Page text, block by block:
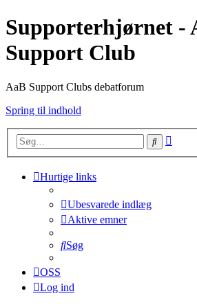
Supporterhjørnet -
Support Club
AaB Support Clubs debatforum
Spring til indhold
Søg
Hurtige links
Ubesvarede indlæg
Aktive emner
Søg
OSS
Log ind